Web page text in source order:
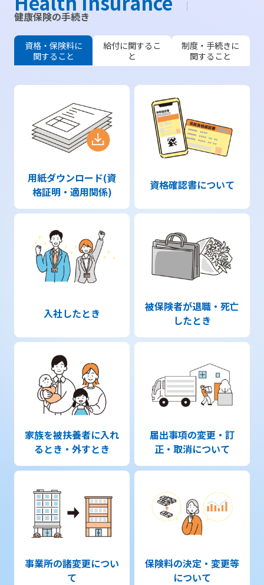
健康保険の手続き
資格・保険料に
関すること
給付に関するこ
と
制度・手続きに
関すること
用紙ダウンロード(資
格証明・適用関係)
資格確認書について
入社したとき
被保険者が退職・死亡
したとき
家族を被扶養者に入れ
るとき・外すとき
届出事項の変更・訂
正・取消について
事業所の諸変更につい
て
保険料の決定・変更等
について